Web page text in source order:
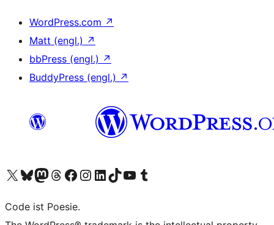
WordPress.com ↗
Matt (engl.) ↗
bbPress (engl.) ↗
BuddyPress (engl.) ↗
Unser X-Konto (früher Twitter) besuchen
Unser Bluesky-Konto besuchen
Unser Mastodon-Konto besuchen
Unser Threads-Konto besuchen
Unsere Facebook-Seite besuchen
Unser Instagram-Konto besuchen
Unser LinkedIn-Konto besuchen
Unser TikTok-Konto besuchen
Unseren YouTube-Kanal besuchen
Unser Tumblr-Konto besuchen
Code ist Poesie.